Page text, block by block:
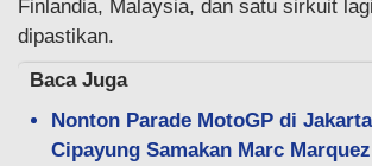
Finlandia, Malaysia, dan satu sirkuit
dipastikan.
Baca Juga
Nonton Parade MotoGP di
Cipayung Samakan Marc